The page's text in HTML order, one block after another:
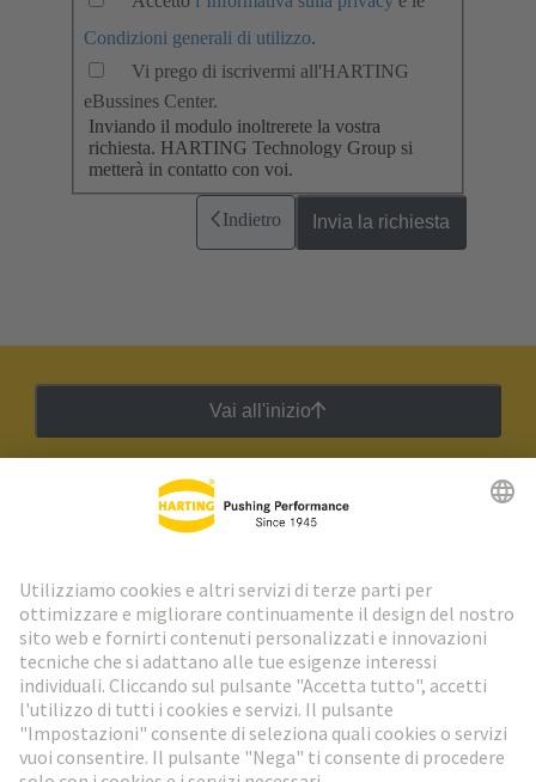
Condizioni generali di utilizzo.
Vi prego di iscrivermi all'HARTING
eBussines Center.
Inviando il modulo inoltrerete la vostra
richiesta. HARTING Technology Group si
metterà in contatto con voi.
Indietro Invia la richiesta
Vai all'inizio
Newsletter HARTING
Vai al registrazione
Social Media